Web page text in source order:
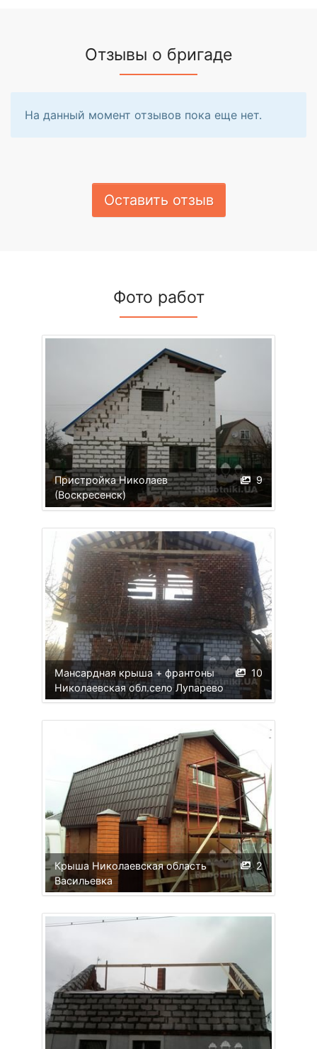
Отзывы о бригаде
На данный момент отзывов пока еще нет.
Оставить отзыв
Фото работ
9
Пристройка Николаев
(Воскресенск)
10
Мансардная крыша + франтоны
Николаевская обл.село Лупарево
2
Крыша Николаевская область
Васильевка